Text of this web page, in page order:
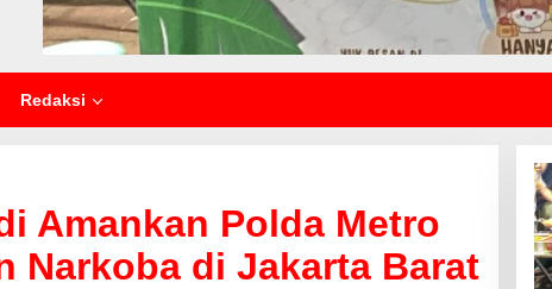
Redaksi
Amankan Polda Metro
Narkoba di Jakarta Barat